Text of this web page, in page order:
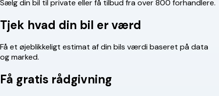
Sælg din bil til private eller få tilbud fra over 800 forhandlere.
Tjek hvad din bil er værd
Få et øjeblikkeligt estimat af din bils værdi baseret på data
og marked.
Få gratis rådgivning